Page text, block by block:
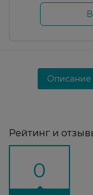
Описание
Рейтинг и
0